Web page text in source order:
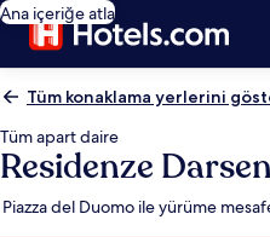
Ana içeriğe atla
Tüm konaklama yerlerini
Tüm apart daire
Residenze
Piazza del Duomo ile yürüme